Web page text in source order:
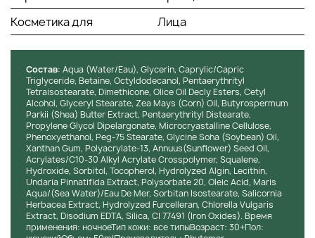
Олеиновая кислота обеспечивает правильный обмен
веществ и восстанавливает мембранную структуру
стойкой к внешним раздражителям.
Гидролизованный альгин, полученный из мелких
бурых водорослей, обладает восстанавливающими и
увлажняющими свойствами, раскрывает и очищает
поры, увеличивая проницаемость кожи для полезных
минералов и микроэлементов.
Способ применения:
Наносить вечером на тщательно очищенную кожу кожу
лица.
Косметика для
Лица
Состав: Aqua (Water/Eau), Glycerin, Caprylic/Capric
Triglyceride, Betaine, Octyldodecanol, Pentaerythrityl
Tetraisostearate, Dimethicone, Olice Oil Decly Esters, Cetyl
Alcohol, Glyceryl Stearate, Zea Mays (Corn) Oil, Butyrospermum
Parkii (Shea) Butter Extract, Pentaerythrityl Distearate,
Propylene Glycol Dipelargonate, Microcryastalline Cellulose,
Phenoxyethanol, Peg-75 Stearate, Glycine Soha (Soybean) Oil,
Xanthan Gum, Polyacrylate-13, Annuus(Sunflower) Seed Oil,
Acrylates/C10-30 Alkyl Acrylate Crosspolymer, Squalene,
Hydroxide, Sorbitol, Tocopherol, Hydrolyzed Algin, Lecithin,
Undaria Pinnatifida Extract, Polysorbate 20, Oleic Acid, Maris
Aqua/(Sea Water)/Eau De Mer, Sorbitan Isostearate, Salicornia
Herbacea Extract, Hydrolyzed Furcelleran, Chlorella Vulgaris
Extract, Disodium EDTA, Silica, CI 77491 (Iron Oxides). Время
применения: ночноеТип кожи: все типыВозраст: 30+Пол: